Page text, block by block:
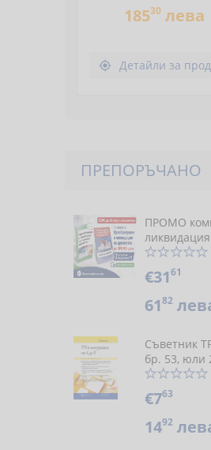
18530 лева
 Детайли за
ПРЕПОРЪЧАНО
ПРОМО
€3161
6182
Съветник
бр. 53, юли
€763
1492